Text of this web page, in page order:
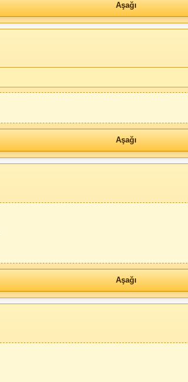
Aşağı
Aşağı
Aşağı